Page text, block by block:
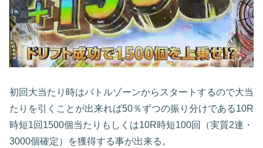
初回大当たり時はバトルゾーンからスタートするので大当
たりを引くことが出来れば50％ずつの振り分けである10R
時短1回1500個当たりもしくは10R時短100回（実質2連・
3000個確定）を獲得する事が出来る。